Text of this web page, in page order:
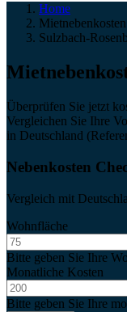
Home
Mietnebenkosten
Sulzbach-
Überprüfen Sie jetzt
Vergleichen Sie Ihre
in Deutschland
Nebenkosten
Vergleich mit
Wohnfläche
Bitte geben Sie Ihre
Monatliche Kosten
Bitte geben Sie Ihre